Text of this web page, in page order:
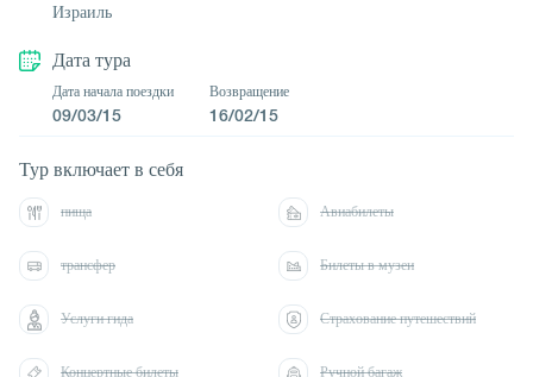
Израиль
Дата тура
Дата начала поездки
09/03/15
Возвращение
16/02/15
Тур включает в себя
пища Авиабилеты
трансфер Билеты в музеи
Услуги гида Страхование путешествий
Концертные билеты Ручной багаж